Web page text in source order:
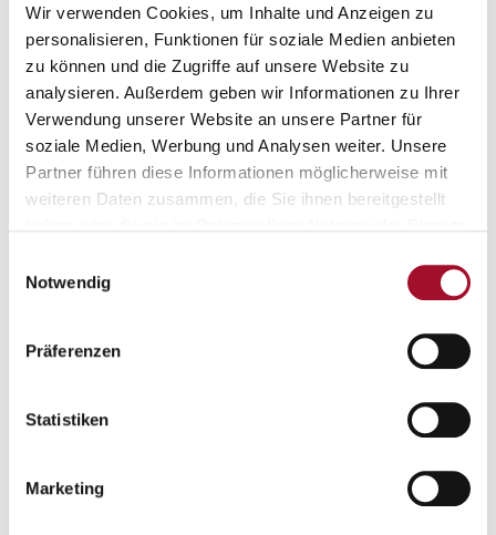
Wir verwenden Cookies, um Inhalte und Anzeigen zu
personalisieren, Funktionen für soziale Medien anbieten
zu können und die Zugriffe auf unsere Website zu
analysieren. Außerdem geben wir Informationen zu Ihrer
Verwendung unserer Website an unsere Partner für
soziale Medien, Werbung und Analysen weiter. Unsere
Partner führen diese Informationen möglicherweise mit
weiteren Daten zusammen, die Sie ihnen bereitgestellt
Notwendig
Präferenzen
Statistiken
Marketing